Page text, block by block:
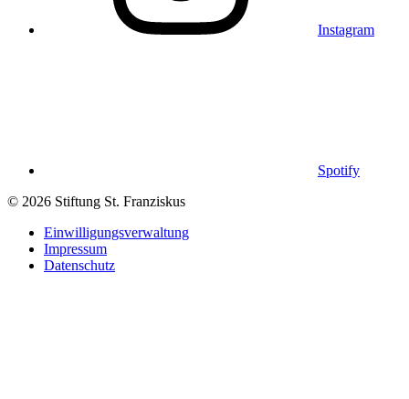
Instagram
Spotify
© 2026 Stiftung St. Franziskus
Einwilligungsverwaltung
Impressum
Datenschutz